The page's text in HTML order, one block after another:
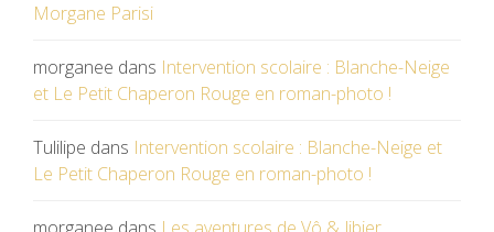
Morgane Parisi
morganee dans Intervention scolaire : Blanche-Neige
et Le Petit Chaperon Rouge en roman-photo !
Tulilipe dans Intervention scolaire : Blanche-Neige et
Le Petit Chaperon Rouge en roman-photo !